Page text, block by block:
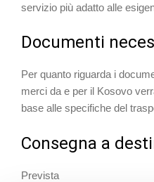
servizio più adatto alle
Documenti
Per quanto riguarda i
merci da e per il Kosovo
base alle specifiche del
Consegna a
Prevista